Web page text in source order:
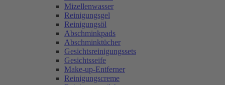
Mizellenwasser
Reinigungsgel
Reinigungsöl
Abschminkpads
Abschminktücher
Gesichtsreinigungssets
Gesichtsseife
Make-up-Entferner
Reinigungscreme